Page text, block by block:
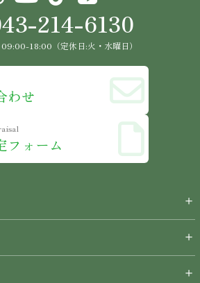
214-6130
09:00-18:00（定休日:火・水曜日）
わせ
フォーム
＋
＋
＋